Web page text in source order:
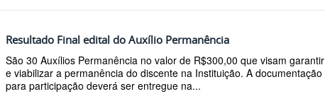
Resultado Final edital do Auxílio Permanência
São 30 Auxílios Permanência no valor de R$300,00 que visam garantir
e viabilizar a permanência do discente na Instituição. A documentação
para participação deverá ser entregue na...